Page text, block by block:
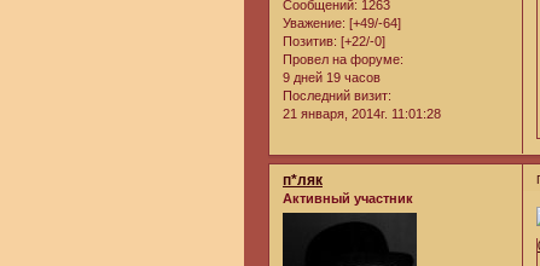
Сообщений: 1263
Уважение: [+49/-64]
Позитив: [+22/-0]
Провел на форуме:
9 дней 19 часов
Последний визит:
21 января, 2014г. 11:01:28
п*ляк
Активный участник